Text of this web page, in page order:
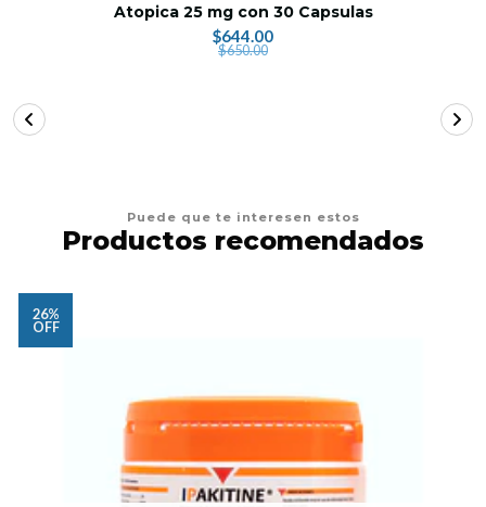
Atopica 25 mg con 30 Capsulas
$644.00
$650.00
Puede que te interesen estos
Productos recomendados
26%
OFF